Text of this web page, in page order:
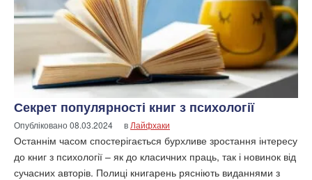
Секрет популярності книг з психології
Опубліковано08.03.2024 в Лайфхаки
Останнім часом спостерігається бурхливе зростання інтересу
до книг з психології – як до класичних праць, так і новинок від
сучасних авторів. Полиці книгарень рясніють виданнями з